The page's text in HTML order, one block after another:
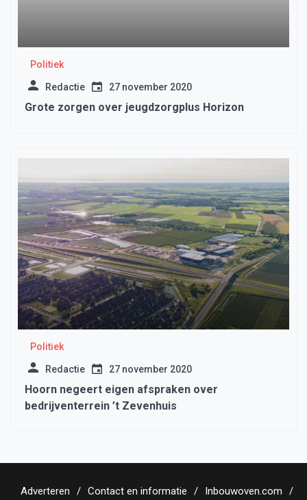
Politiek
Redactie 27 november 2020
Grote zorgen over jeugdzorgplus Horizon
Politiek
Redactie 27 november 2020
Hoorn negeert eigen afspraken over
bedrijventerrein ’t Zevenhuis
Adverteren Contact en informatie Inbouwoven.com